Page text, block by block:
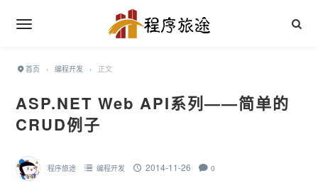
首页 › 编程开发 › 正文
ASP.NET Web API系列——简单的
CRUD例子
程序旅途 编程开发 2014-11-26 0